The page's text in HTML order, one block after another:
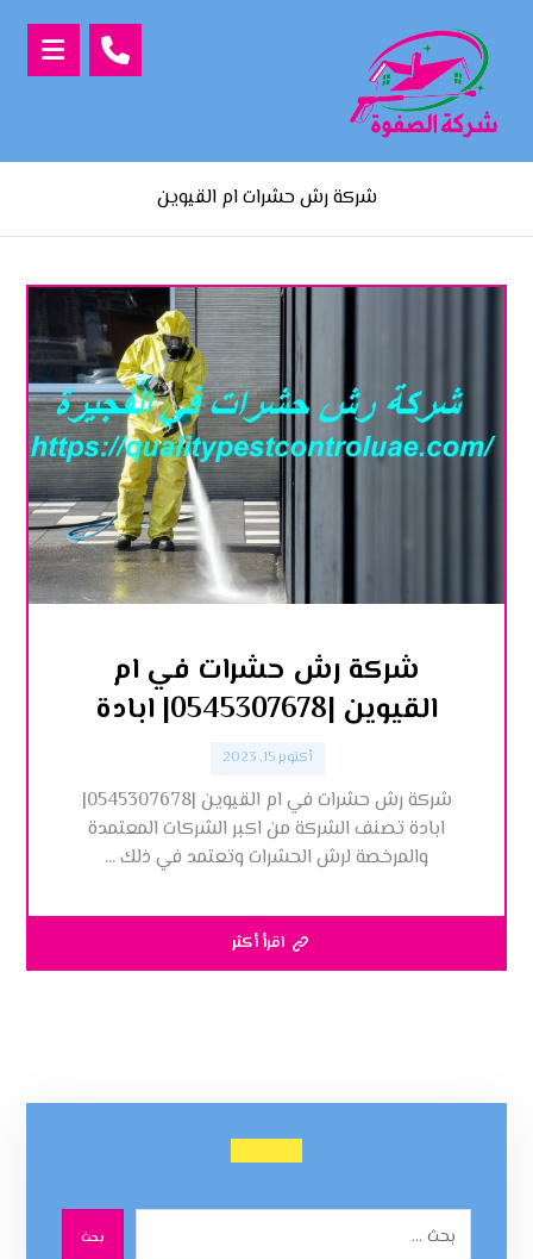
شركة رش حشرات ام القيوين
شركة رش حشرات في ام
القيوين |0545307678| ابادة
أكتوبر 15, 2023
شركة رش حشرات في ام القيوين |0545307678|
ابادة تصنف الشركة من اكبر الشركات المعتمدة
والمرخصة لرش الحشرات وتعتمد في ذلك ...
اقرأ أكثر
بحث